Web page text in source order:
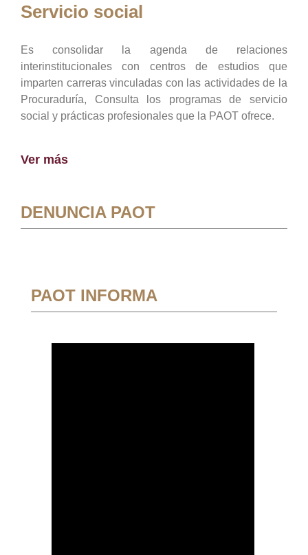
Servicio social
Es consolidar la agenda de relaciones
interinstitucionales con centros de estudios que
imparten carreras vinculadas con las actividades de la
Procuraduría, Consulta los programas de servicio
social y prácticas profesionales que la PAOT ofrece.
Ver más
DENUNCIA PAOT
PAOT INFORMA